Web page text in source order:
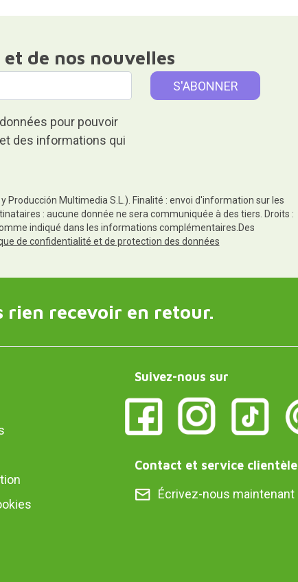
de nos nouvelles
pour pouvoir
des informations qui
Producción Multimedia S.L.). Finalité : envoi d'information sur les
: aucune donnée ne sera communiquée à des tiers. Droits :
indiqué dans les informations complémentaires.Des
de confidentialité et de protection des données
rien recevoir en retour.
Suivez-nous sur
Contact et service clientèle
Écrivez-nous maintenant